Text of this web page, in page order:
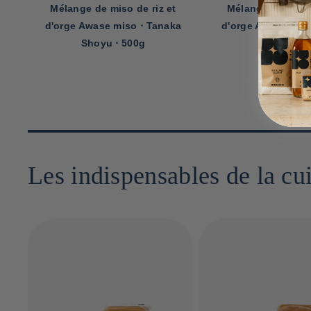
Mélange de miso de riz et
d'orge Awase miso ⋅ Tanaka
Shoyu ⋅ 1kg
Mélange de
rouge de Hakone
Kato Heitaro
Les indispensables de la